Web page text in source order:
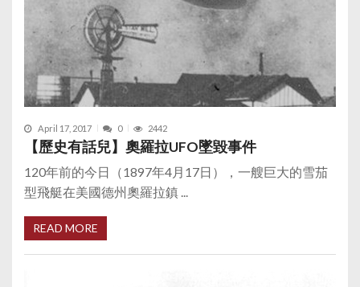
April 17, 2017 0 2442
【歷史有話兒】奧羅拉UFO墜毀事件
120年前的今日（1897年4月17日），一艘巨大的雪茄
型飛艇在美國德州奧羅拉鎮 ...
READ MORE